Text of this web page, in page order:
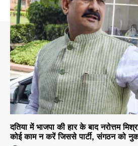
दतिया में भाजपा की हार के बाद नरोत्तम
कोई काम न करें जिससे पार्टी, संगठन को